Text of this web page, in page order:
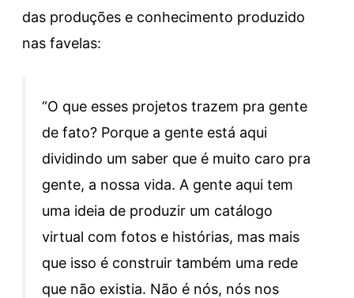
das produções e conhecimento produzido
nas favelas:
“O que esses projetos trazem pra gente
de fato? Porque a gente está aqui
dividindo um saber que é muito caro pra
gente, a nossa vida. A gente aqui tem
uma ideia de produzir um catálogo
virtual com fotos e histórias, mas mais
que isso é construir também uma rede
que não existia. Não é nós, nós nos